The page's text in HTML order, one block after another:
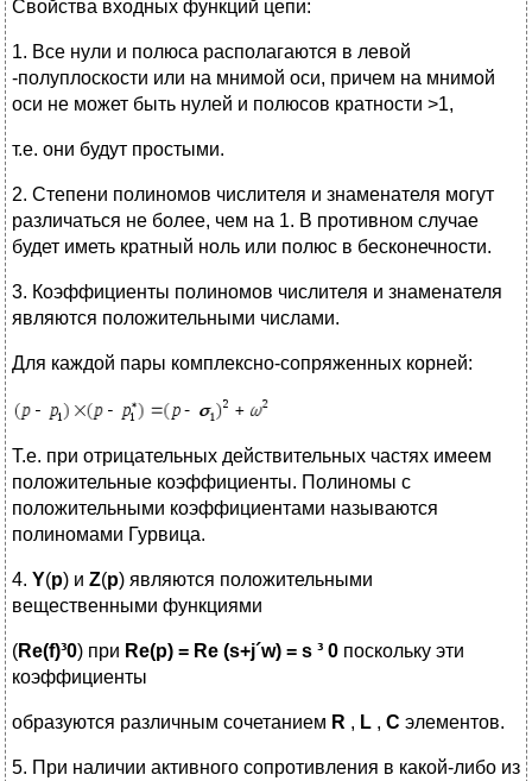
Свойства входных функций цепи:
1. Все нули и полюса располагаются в левой
-полуплоскости или на мнимой оси, причем на мнимой
оси не может быть нулей и полюсов кратности >1,
т.е. они будут простыми.
2. Степени полиномов числителя и знаменателя могут
различаться не более, чем на 1. В противном случае
будет иметь кратный ноль или полюс в бесконечности.
3. Коэффициенты полиномов числителя и знаменателя
являются положительными числами.
Для каждой пары комплексно-сопряженных корней:
Т.е. при отрицательных действительных частях имеем
положительные коэффициенты. Полиномы с
положительными коэффициентами называются
полиномами Гурвица.
4. Y(p) и Z(p) являются положительными
вещественными функциями
(Re(f)³0) при Re(p) = Re (s+j´w) = s ³ 0 поскольку эти
коэффициенты
образуются различным сочетанием R , L , C элементов.
5. При наличии активного сопротивления в какой-либо из